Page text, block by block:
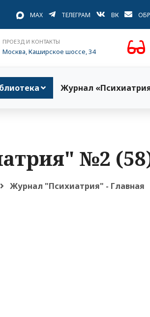
MAX ТЕЛЕГРАМ ВК
ПРОЕЗД И КОНТАКТЫ
Москва, Каширское шоссе, 34
Журнал
№2
Журнал "Психиатрия" - Главная